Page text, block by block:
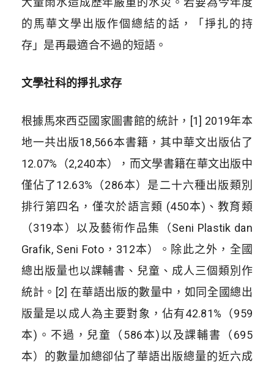
的馬華文學出版作個總結的話，「掙扎的持
存」是再最適合不過的短語。
文學社科的掙扎求存
根據馬來西亞國家圖書館的統計， [1] 2019年本
地一共出版18,566本書籍，其中華文出版佔了
12.07% （2,240本），而文學書籍在華文出版中
僅佔了12.63% （286本）是二十六種出版類別
排行第四名，僅次於語言類 (450本) 、教育類
（319本）以及藝術作品集（Seni Plastik dan
Grafik, Seni Foto， 312本）。除此之外，全國
總出版量也以課輔書、兒童、成人三個類別作
統計。 [2]在華語出版的數量中，如同全國總出
版量是以成人為主要對象，佔有42.81% （959
本) 。不過，兒童（586本)以及課輔書（695
本）的數量加總卻佔了華語出版總量的近六成